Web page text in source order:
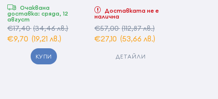
Очаквана
доставка: сряда, 12
август
€17,40(34,46 лв.)
€9,70 (19,21 лв.)
КУПИ
Доставката не е
налична
€57,00(112,87 лв.)
€27,10 (53,66 лв.)
ДЕТАЙЛИ